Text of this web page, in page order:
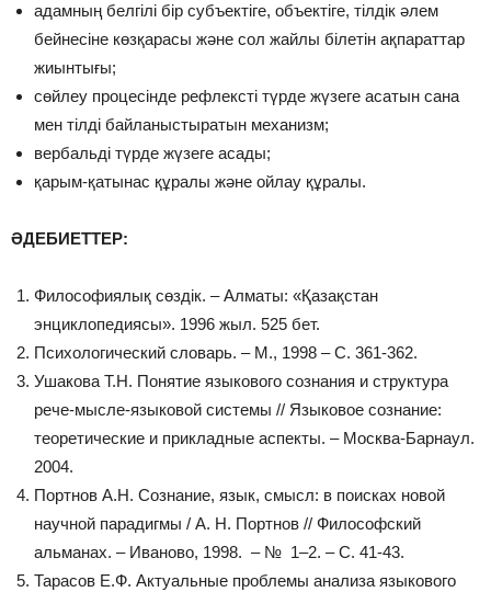
адамның белгілі бір субъектіге, объектіге, тілдік әлем
бейнесіне көзқарасы және сол жайлы білетін ақпараттар
жиынтығы;
сөйлеу процесінде рефлексті түрде жүзеге асатын сана
мен тілді байланыстыратын механизм;
вербальді түрде жүзеге асады;
қарым-қатынас құралы және ойлау құралы.
ӘДЕБИЕТТЕР:
Философиялық сөздік. – Алматы: «Қазақстан
энциклопедиясы». 1996 жыл. 525 бет.
Психологический словарь. – М., 1998 – С. 361-362.
Ушакова Т.Н. Понятие языкового сознания и структура
рече-мысле-языковой системы // Языковое сознание:
теоретические и прикладные аспекты. – Москва-Барнаул.
2004.
Портнов А.Н. Сознание, язык, смысл: в поисках новой
научной парадигмы / А. Н. Портнов // Философский
альманах. – Иваново, 1998. – № 1–2. – С. 41-43.
Тарасов Е.Ф. Актуальные проблемы анализа языкового